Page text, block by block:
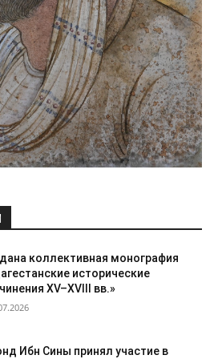
коллективная монография
исторические
XV–XVIII вв.»
Ибн Сины принял участие в